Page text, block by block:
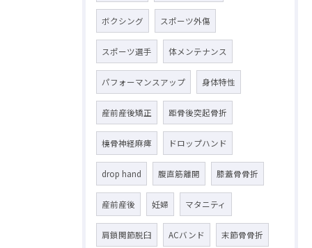
ボクシング スポーツ外傷
スポーツ選手 体メンテナンス
パフォーマンスアップ 身体特性
産前産後矯正 距骨後突起骨折
橈骨神経麻痺 ドロップハンド
drop hand 腹直筋離開 膝蓋骨骨折
産前産後 妊婦 マタニティ
肩鎖関節脱臼 ACバンド 末節骨骨折